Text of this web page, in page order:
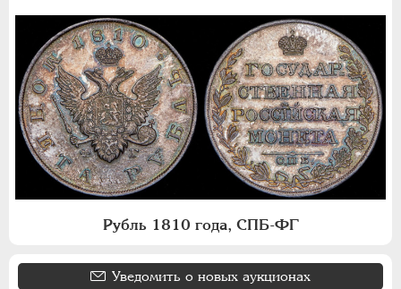
Рубль 1810 года, СПБ-ФГ
Уведомить о новых аукционах